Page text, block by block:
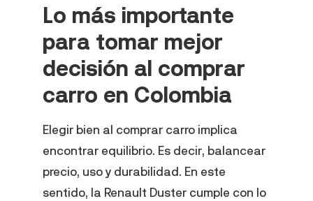
Lo más importante
para tomar mejor
decisión al comprar
carro en Colombia
Elegir bien al comprar carro implica
encontrar equilibrio. Es decir, balancear
precio, uso y durabilidad. En este
sentido, la Renault Duster cumple con lo